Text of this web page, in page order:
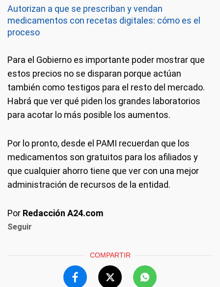
Autorizan a que se prescriban y vendan
medicamentos con recetas digitales: cómo es el
proceso
Para el Gobierno es importante poder mostrar que
estos precios no se disparan porque actúan
también como testigos para el resto del mercado.
Habrá que ver qué piden los grandes laboratorios
para acotar lo más posible los aumentos.
Por lo pronto, desde el PAMI recuerdan que los
medicamentos son gratuitos para los afiliados y
que cualquier ahorro tiene que ver con una mejor
administración de recursos de la entidad.
Por Redacción A24.com
Seguir
COMPARTIR